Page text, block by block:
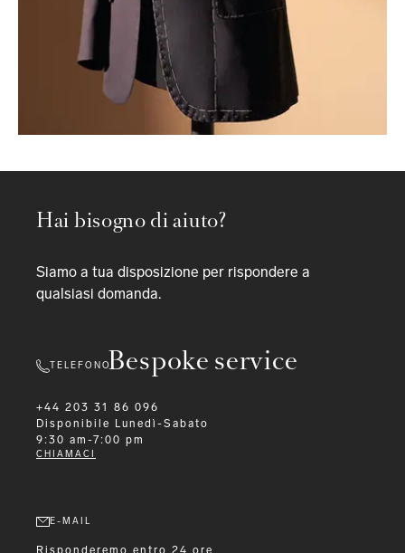
Bespoke service
Hai bisogno di aiuto?
Siamo a tua disposizione per rispondere a
qualsiasi domanda.
TELEFONO
+44 203 31 86 096
Disponibile
Lunedì-Sabato
9:30 am-7:00 pm
CHIAMACI
E-MAIL
Risponderemo entro 24 ore